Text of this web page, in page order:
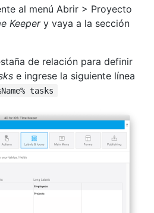
al menú Abrir > Proyecto
Keepery vaya a la sección
de relación para definir
e ingrese la siguiente línea
tasks